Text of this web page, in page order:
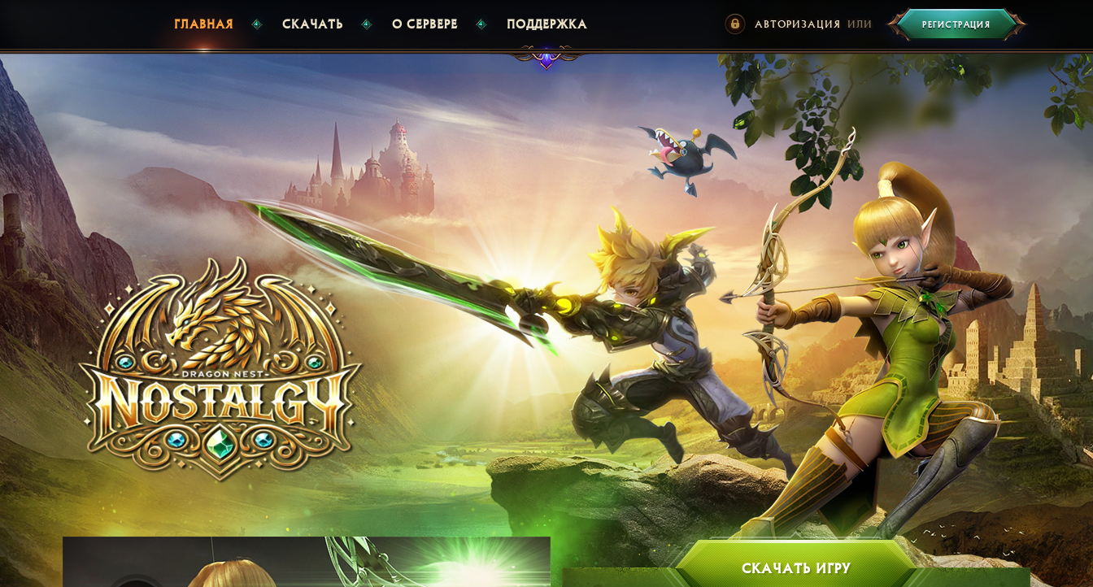
ГЛАВНАЯ СКАЧАТЬ О СЕРВЕРЕ ПОДДЕРЖКА АВТОРИЗАЦИЯ ИЛИ РЕГИСТРАЦИЯ
СКАЧАТЬ ИГРУ